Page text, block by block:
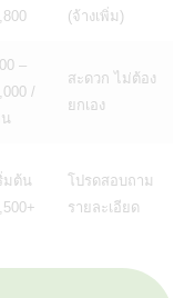
(จ้างเพิ่ม)
–
/
สะดวก ไม่ต้อง
ยกเอง
มต้น
โปรดสอบถาม
รายละเอียด